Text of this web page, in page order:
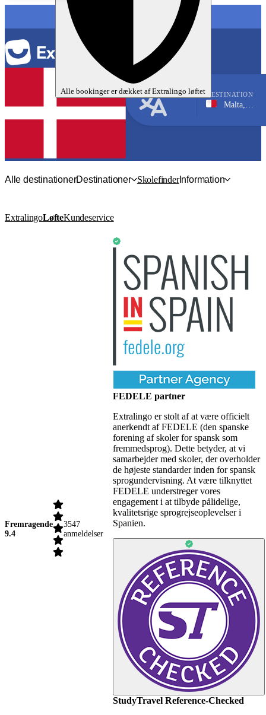
Alle bookinger er dækket afExtralingo løftet
SPROG
DESTINATION
Malta, Sliema
Alle destinationerDestinationer SkolefinderInformation
ExtralingoLøfteKundeservice
Fremragende
9.4
3547
anmeldelser
FEDELE partner
Extralingo er stolt af at være officielt
anerkendt af FEDELE (den spanske
forening af skoler for spansk som
fremmedsprog). Dette betyder, at vi
samarbejder med skoler, der overholder
de højeste standarder inden for spansk
sprogundervisning. At være tilknyttet
FEDELE understreger vores
engagement i at tilbyde pålidelige,
kvalitetsrige sprogrejseoplevelser i
Spanien.
StudyTravel Reference-Checked